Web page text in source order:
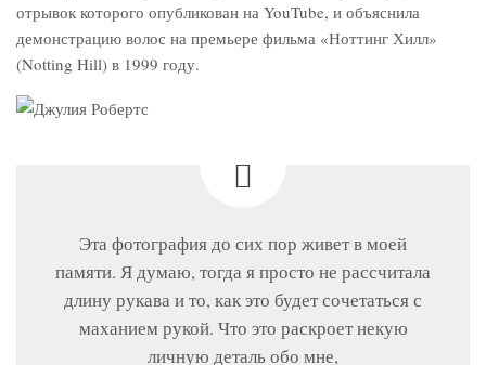
отрывок которого опубликован на YouTube, и объяснила
демонстрацию волос на премьере фильма «Ноттинг Хилл»
(Notting Hill) в 1999 году.
Эта фотография до сих пор живет в моей
памяти. Я думаю, тогда я просто не рассчитала
длину рукава и то, как это будет сочетаться с
маханием рукой. Что это раскроет некую
личную деталь обо мне,